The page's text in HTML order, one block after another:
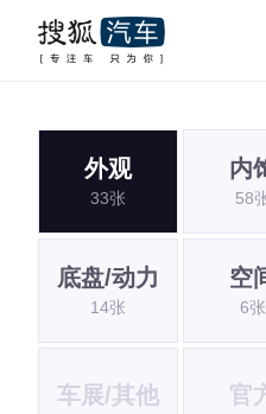
外观
33张
内
58
底盘/动力
14张
空
6张
车展/其他 官